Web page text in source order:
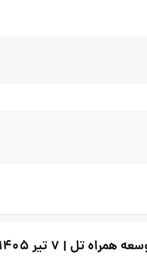
تل | ۷ تیر ۱۴۰۵